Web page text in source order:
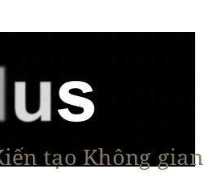
tạo Không gian